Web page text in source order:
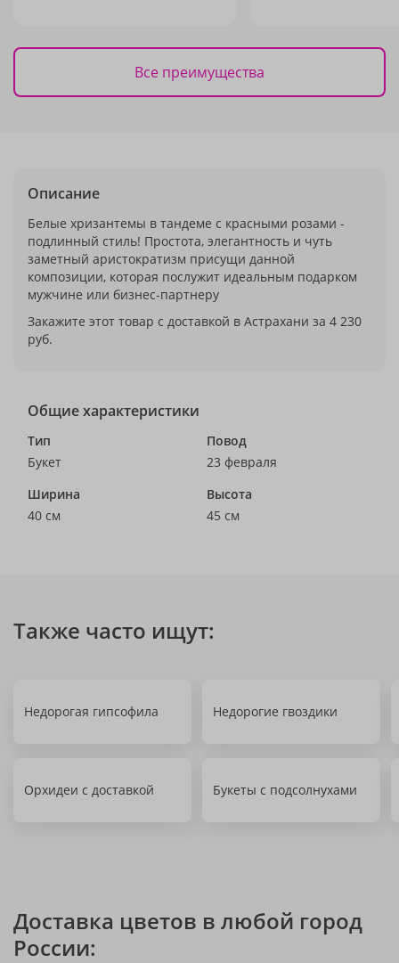
Все преимущества
Описание
Белые хризантемы в тандеме с красными розами -
подлинный стиль! Простота, элегантность и чуть
заметный аристократизм присущи данной
композиции, которая послужит идеальным подарком
мужчине или бизнес-партнеру
Закажите этот товар с доставкой в Астрахани за 4 230
руб.
Общие характеристики
Тип
Букет
Повод
23 февраля
Ширина
40 см
Высота
45 см
Также часто ищут:
Недорогая гипсофила Недорогие гвоздики
Орхидеи с доставкой Букеты с подсолнухами
Доставка цветов в любой город
России: